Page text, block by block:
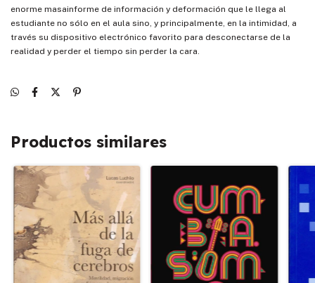
enorme masainforme de información y deformación que le llega al
estudiante no sólo en el aula sino, y principalmente, en la intimidad, a
través su dispositivo electrónico favorito para desconectarse de la
realidad y perder el tiempo sin perder la cara.
Productos similares